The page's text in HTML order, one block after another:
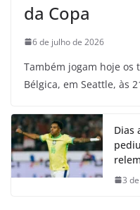
da Copa
6 de julho de 2026
Também jogam hoje os
Bélgica, em Seattle, às
Dias
3